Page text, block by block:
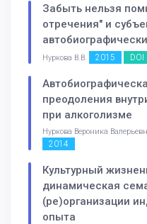
Забыть нельзя
отречения" и
Нуркова В.В. 2015 DOI
преодоления
при алкоголизме
Нуркова Вероника
2014
Культурный
динамическая
(ре)организации
опыта